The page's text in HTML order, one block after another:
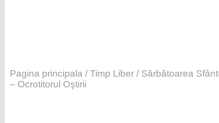
Pagina principala / Timp Liber / Sărbătoarea
– Ocrotitorul Oştirii